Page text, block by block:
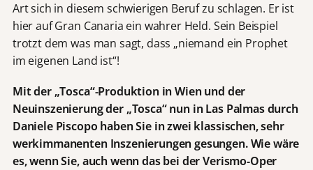
Art sich in diesem schwierigen Beruf zu schlagen. Er ist
hier auf Gran Canaria ein wahrer Held. Sein Beispiel
trotzt dem was man sagt, dass „niemand ein Prophet
im eigenen Land ist“!
Mit der „Tosca“-Produktion in Wien und der
Neuinszenierung der „Tosca“ nun in Las Palmas durch
Daniele Piscopo haben Sie in zwei klassischen, sehr
werkimmanenten Inszenierungen gesungen. Wie wäre
es, wenn Sie, auch wenn das bei der Verismo-Oper